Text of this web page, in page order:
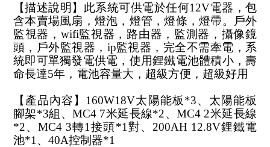
【描述說明】此系統可供電於任何12V電器，包
含本賣場風扇，燈泡，燈管，燈條，燈帶。戶外
監視器，wifi監視器，路由器，監測器，攝像鏡
頭，戶外監視器，ip監視器，完全不需牽電，系
統即可單獨發電供電，使用鋰鐵電池體積小，壽
命長達5年，電池容量大，超級方便，超級好用
【產品內容】160W18V太陽能板*3、太陽能板
腳架*3組、MC4 7米延長線*2、MC4 2米延長線
*2、MC4 3轉1接頭*1對、200AH 12.8V鋰鐵電
池*1、40A控制器*1